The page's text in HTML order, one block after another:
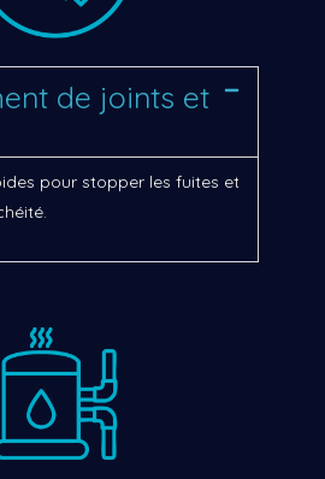
de joints et
pour stopper les fuites et